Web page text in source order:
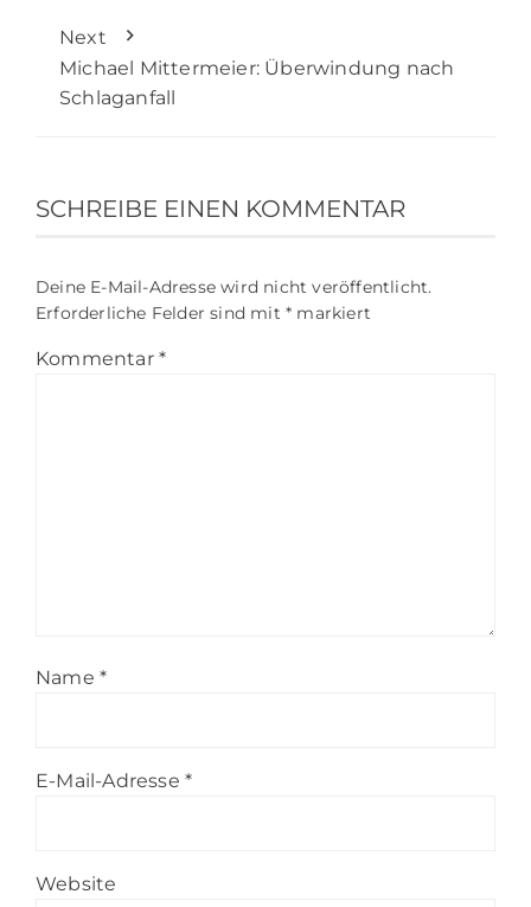
Next
Michael Mittermeier: Überwindung nach
Schlaganfall
SCHREIBE EINEN KOMMENTAR
Deine E-Mail-Adresse wird nicht veröffentlicht.
Erforderliche Felder sind mit * markiert
Kommentar *
Name *
E-Mail-Adresse *
Website